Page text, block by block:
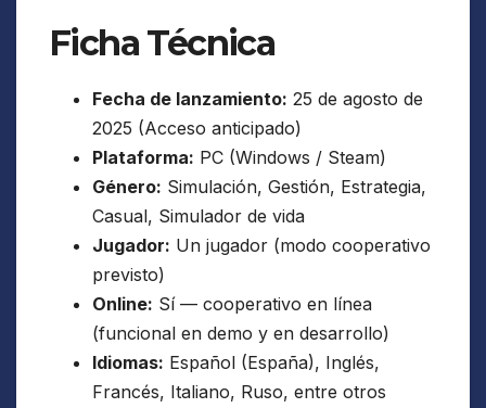
Ficha Técnica
Fecha de lanzamiento: 25 de agosto de
2025 (Acceso anticipado)
Plataforma: PC (Windows / Steam)
Género: Simulación, Gestión, Estrategia,
Casual, Simulador de vida
Jugador: Un jugador (modo cooperativo
previsto)
Online: Sí — cooperativo en línea
(funcional en demo y en desarrollo)
Idiomas: Español (España), Inglés,
Francés, Italiano, Ruso, entre otros